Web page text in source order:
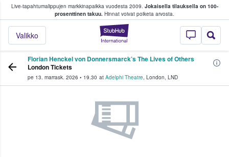
Live-tapahtumalippujen markkinapaikka vuodesta 2009. Jokaisella tilauksella on 100-
prosenttinen takuu. Hinnat voivat poiketa arvosta.
StubHub -
Valikko
fanit ostavat ja myyvät lippuja
Florian Henckel von Donnersmarck’s The Lives of Others
London Tickets
pe 13. marrask. 2026 • 19.30 at Adelphi Theatre, London, LND